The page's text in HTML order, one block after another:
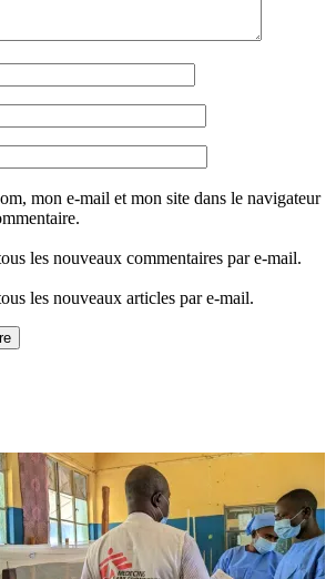
mon e-mail et mon site dans le navigateur
les nouveaux commentaires par e-mail.
les nouveaux articles par e-mail.